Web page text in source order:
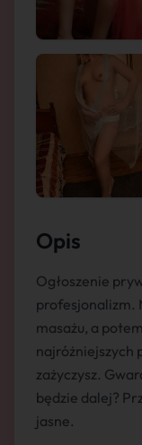
Opis
Ogłoszenie
profesjonalizm.
masażu, a
najróżniejszych
zażyczysz.
będzie dalej?
jasne.